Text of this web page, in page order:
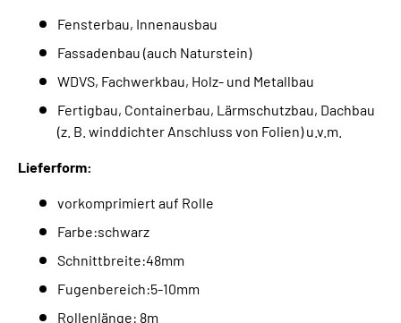
Fensterbau, Innenausbau
Fassadenbau (auch Naturstein)
WDVS, Fachwerkbau, Holz- und Metallbau
Fertigbau, Containerbau, Lärmschutzbau, Dachbau
(z. B. winddichter Anschluss von Folien) u.v.m.
Lieferform:
vorkomprimiert auf Rolle
Farbe:schwarz
Schnittbreite:48mm
Fugenbereich:5-10mm
Rollenlänge: 8m